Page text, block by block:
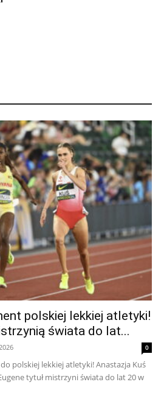
polskiej lekkiej atletyki!
świata do lat...
0
polskiej lekkiej atletyki! Anastazja Kuś
tytuł mistrzyni świata do lat 20 w